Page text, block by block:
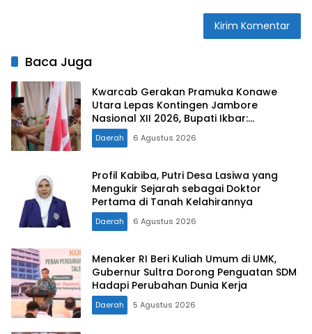
Baca Juga
Kwarcab Gerakan Pramuka Konawe
Utara Lepas Kontingen Jambore
Nasional XII 2026, Bupati Ikbar:
Tunjukkan Karakter Generasi Muda
Konut yang Disiplin dan Berprestasi
Daerah 6 Agustus 2026
Profil Kabiba, Putri Desa Lasiwa yang
Mengukir Sejarah sebagai Doktor
Pertama di Tanah Kelahirannya
Daerah 6 Agustus 2026
Menaker RI Beri Kuliah Umum di UMK,
Gubernur Sultra Dorong Penguatan SDM
Hadapi Perubahan Dunia Kerja
Daerah 5 Agustus 2026